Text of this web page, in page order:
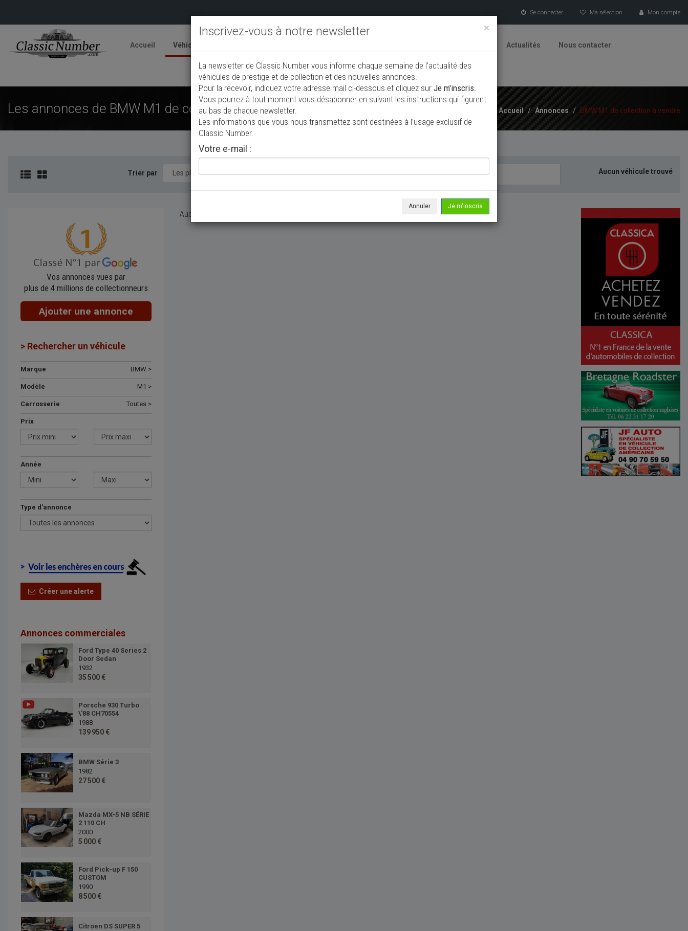
Se connecter Ma sélection Mon compte
Accueil Véhicules Actualités Nous contacter
Ajouter une annonce
Les annonces de BMW M1 de collection à vendre Accueil / Annonces / BMW M1 de collection à vendre
Trier par Aucun véhicule trouvé
Vos annonces vues par
plus de 4 millions de collectionneurs
Ajouter une annonce
> Rechercher un véhicule
Marque BMW >
Modèle M1 >
Carrosserie Toutes >
Prix
Année
Type d'annonce
Créer une alerte
Annonces commerciales
Ford Type 40 Series 2
Door Sedan
1932
35 500 €
Porsche 930 Turbo
\'88 CH70554
1988
139 950 €
BMW Série 3
1982
27 500 €
Mazda MX-5 NB SÉRIE
2 110 CH
2000
5 000 €
Ford Pick-up F 150
CUSTOM
1990
8 500 €
Citroen DS SUPER 5
Aucun véhicule ne correspond à votre recherche, veuillez modifier vos critères de recherche...
×
Inscrivez-vous à notre newsletter
La newsletter de Classic Number vous informe chaque semaine de l’actualité des
véhicules de prestige et de collection et des nouvelles annonces.
Pour la recevoir, indiquez votre adresse mail ci-dessous et cliquez sur Je m'inscris.
Vous pourrez à tout moment vous désabonner en suivant les instructions qui figurent
au bas de chaque newsletter.
Les informations que vous nous transmettez sont destinées à l’usage exclusif de
Classic Number.
Votre e-mail :
Annuler Je m'inscris